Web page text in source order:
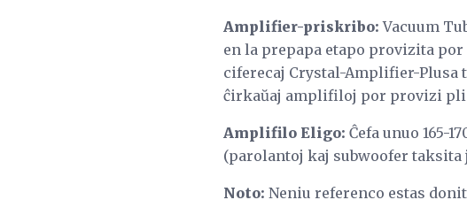
Amplifier-priskribo: Vacuum
en la prepapa etapo provizita
ciferecaj Crystal-Amplifier-Plusa
ĉirkaŭaj amplifiloj por provizi pli
Amplifilo Eligo: Ĉefa unuo 165-
(parolantoj kaj subwoofer taksita
Noto: Neniu referenco estas